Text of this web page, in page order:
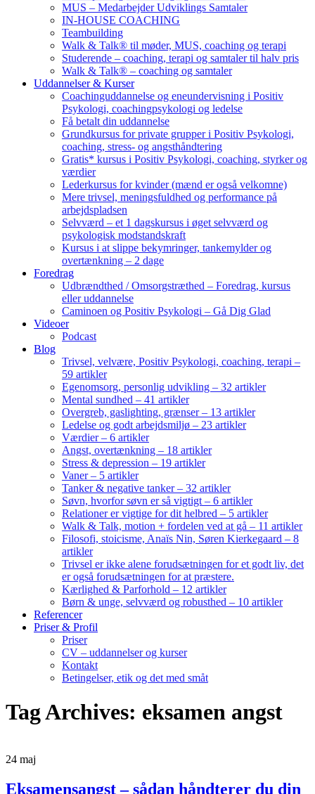
MUS – Medarbejder Udviklings Samtaler
IN-HOUSE COACHING
Teambuilding
Walk & Talk® til møder, MUS, coaching og terapi
Studerende – coaching, terapi og samtaler til halv pris
Walk & Talk® – coaching og samtaler
Uddannelser & Kurser
Coachinguddannelse og eneundervisning i Positiv
Psykologi, coachingpsykologi og ledelse
Få betalt din uddannelse
Grundkursus for private grupper i Positiv Psykologi,
coaching, stress- og angsthåndtering
Gratis* kursus i Positiv Psykologi, coaching, styrker og
værdier
Lederkursus for kvinder (mænd er også velkomne)
Mere trivsel, meningsfuldhed og performance på
arbejdspladsen
Selvværd – et 1 dagskursus i øget selvværd og
psykologisk modstandskraft
Kursus i at slippe bekymringer, tankemylder og
overtænkning – 2 dage
Foredrag
Udbrændthed / Omsorgstræthed – Foredrag, kursus
eller uddannelse
Caminoen og Positiv Psykologi – Gå Dig Glad
Videoer
Podcast
Blog
Trivsel, velvære, Positiv Psykologi, coaching, terapi –
59 artikler
Egenomsorg, personlig udvikling – 32 artikler
Mental sundhed – 41 artikler
Overgreb, gaslighting, grænser – 13 artikler
Ledelse og godt arbejdsmiljø – 23 artikler
Værdier – 6 artikler
Angst, overtænkning – 18 artikler
Stress & depression – 19 artikler
Vaner – 5 artikler
Tanker & negative tanker – 32 artikler
Søvn, hvorfor søvn er så vigtigt – 6 artikler
Relationer er vigtige for dit helbred – 5 artikler
Walk & Talk, motion + fordelen ved at gå – 11 artikler
Filosofi, stoicisme, Anaïs Nin, Søren Kierkegaard – 8
artikler
Trivsel er ikke alene forudsætningen for et godt liv, det
er også forudsætningen for at præstere.
Kærlighed & Parforhold – 12 artikler
Børn & unge, selvværd og robusthed – 10 artikler
Referencer
Priser & Profil
Priser
CV – uddannelser og kurser
Kontakt
Betingelser, etik og det med småt
Tag Archives: eksamen angst
24 maj
Eksamensangst – sådan håndterer du din